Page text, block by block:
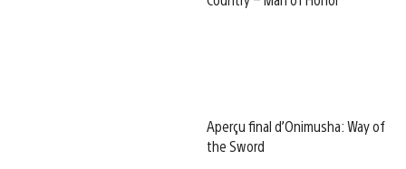
Aperçu final d’Onimusha: Way of
the Sword